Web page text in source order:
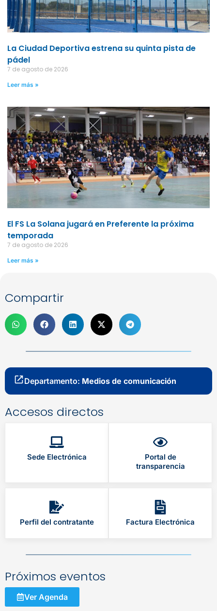
La Ciudad Deportiva estrena su quinta pista de
pádel
7 de agosto de 2026
Leer más »
El FS La Solana jugará en Preferente la próxima
temporada
7 de agosto de 2026
Leer más »
Compartir
Departamento: Medios de comunicación
Accesos directos
Sede Electrónica
Portal de
transparencia
Perfil del contratante Factura Electrónica
Próximos eventos
Ver Agenda